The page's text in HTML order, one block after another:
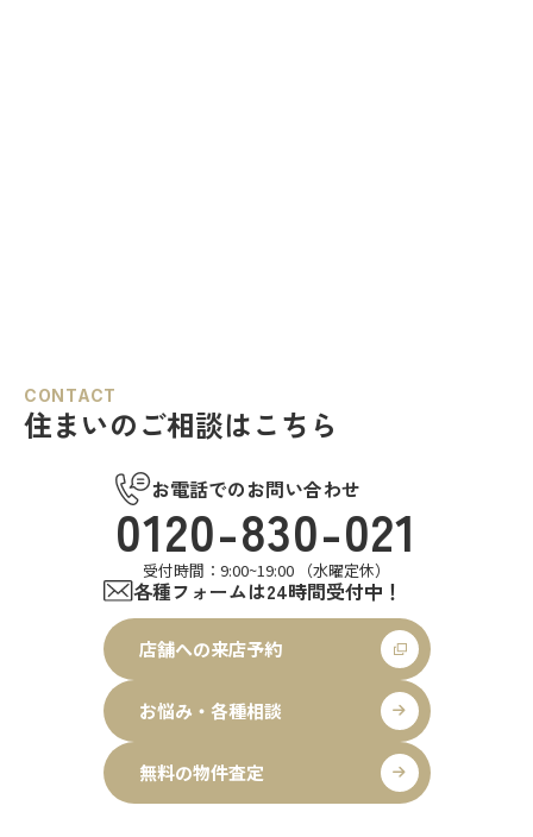
CONTACT
住まいのご相談はこちら
お電話でのお問い合わせ
0120-830-021
受付時間：9:00~19:00 （水曜定休）
各種フォームは24時間受付中！
店舗への来店予約
お悩み・各種相談
無料の物件査定